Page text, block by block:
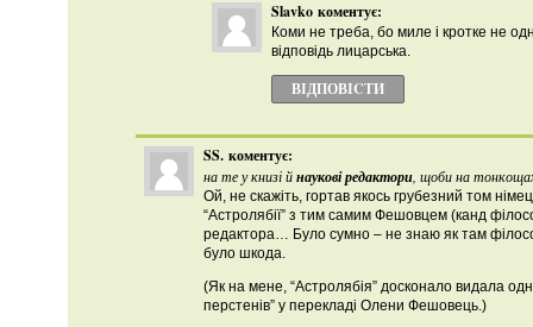
Slavko коментує:
Коми не треба, бо миле і кротке не
відповідь лицарська.
ВІДПОВІCТИ
SS. коментує:
на те у книзі йнаукові редактори , щоби на
Ой, не скажіть, гортав якось грубезний том
“Астролябії” з тим самим Фешовцем (канд
редактора… Було сумно – не знаю як там
було шкода.
(Як на мене, “Астролябія” досконало видала
перстенів” у перекладі Олени Фешовець.)